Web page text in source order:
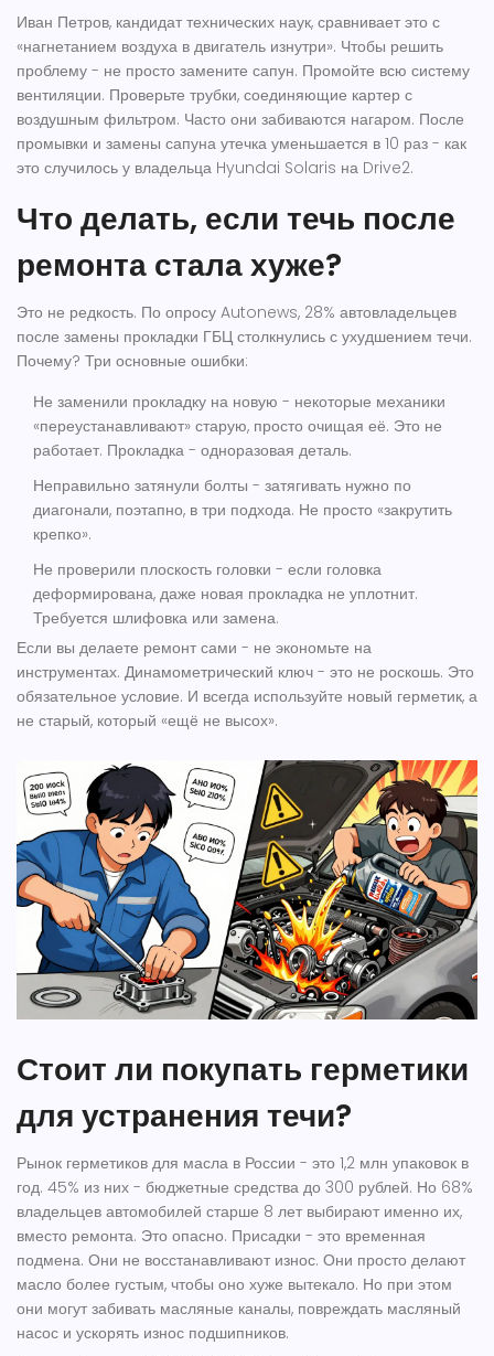
Иван Петров, кандидат технических наук, сравнивает это с
«нагнетанием воздуха в двигатель изнутри». Чтобы решить
проблему - не просто замените сапун. Промойте всю систему
вентиляции. Проверьте трубки, соединяющие картер с
воздушным фильтром. Часто они забиваются нагаром. После
промывки и замены сапуна утечка уменьшается в 10 раз - как
это случилось у владельца Hyundai Solaris на Drive2.
Что делать, если течь после
ремонта стала хуже?
Это не редкость. По опросу Autonews, 28% автовладельцев
после замены прокладки ГБЦ столкнулись с ухудшением течи.
Почему? Три основные ошибки:
Не заменили прокладку на новую - некоторые механики
«переустанавливают» старую, просто очищая её. Это не
работает. Прокладка - одноразовая деталь.
Неправильно затянули болты - затягивать нужно по
диагонали, поэтапно, в три подхода. Не просто «закрутить
крепко».
Не проверили плоскость головки - если головка
деформирована, даже новая прокладка не уплотнит.
Требуется шлифовка или замена.
Если вы делаете ремонт сами - не экономьте на
инструментах. Динамометрический ключ - это не роскошь. Это
обязательное условие. И всегда используйте новый герметик, а
не старый, который «ещё не высох».
Стоит ли покупать герметики
для устранения течи?
Рынок герметиков для масла в России - это 1,2 млн упаковок в
год. 45% из них - бюджетные средства до 300 рублей. Но 68%
владельцев автомобилей старше 8 лет выбирают именно их,
вместо ремонта. Это опасно. Присадки - это временная
подмена. Они не восстанавливают износ. Они просто делают
масло более густым, чтобы оно хуже вытекало. Но при этом
они могут забивать масляные каналы, повреждать масляный
насос и ускорять износ подшипников.